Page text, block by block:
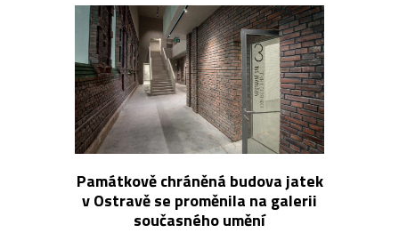
Památkově chráněná budova jatek
v Ostravě se proměnila na galerii
současného umění